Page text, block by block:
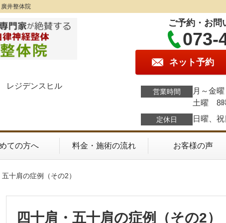
井整体院
レジデンスヒル
ご予約・お問
073-
ネット予約
営業時間
月～金
土曜 8
定休日 日曜、
ての方へ 料金・施術の流れ お客様の声
十肩の症例（その2）
四十肩・五十肩の症例（その2）